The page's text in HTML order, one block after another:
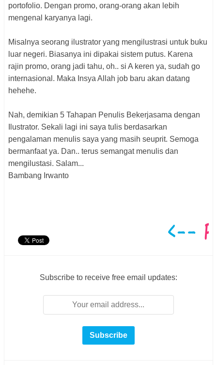
portofolio. Dengan promo, orang-orang akan lebih
mengenal karyanya lagi.
Misalnya seorang ilustrator yang mengilustrasi untuk buku
luar negeri. Biasanya ini dipakai sistem putus. Karena
rajin promo, orang jadi tahu, oh.. si A keren ya, sudah go
internasional. Maka Insya Allah job baru akan datang
hehehe.
Nah, demikian 5 Tahapan Penulis Bekerjasama dengan
Ilustrator. Sekali lagi ini saya tulis berdasarkan
pengalaman menulis saya yang masih seuprit. Semoga
bermanfaat ya. Dan.. terus semangat menulis dan
mengilustasi. Salam...
Bambang Irwanto
Subscribe to receive free email updates: